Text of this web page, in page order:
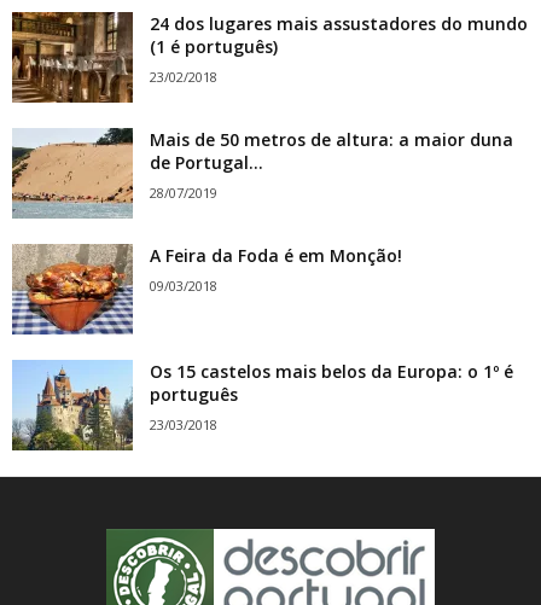
24 dos lugares mais assustadores do mundo
(1 é português)
23/02/2018
Mais de 50 metros de altura: a maior duna
de Portugal...
28/07/2019
A Feira da Foda é em Monção!
09/03/2018
Os 15 castelos mais belos da Europa: o 1º é
português
23/03/2018